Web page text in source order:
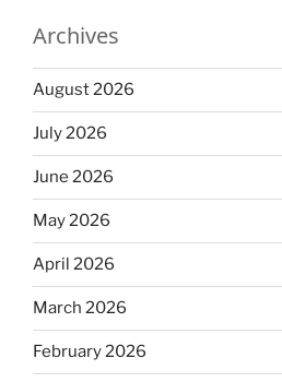
Archives
August 2026
July 2026
June 2026
May 2026
April 2026
March 2026
February 2026